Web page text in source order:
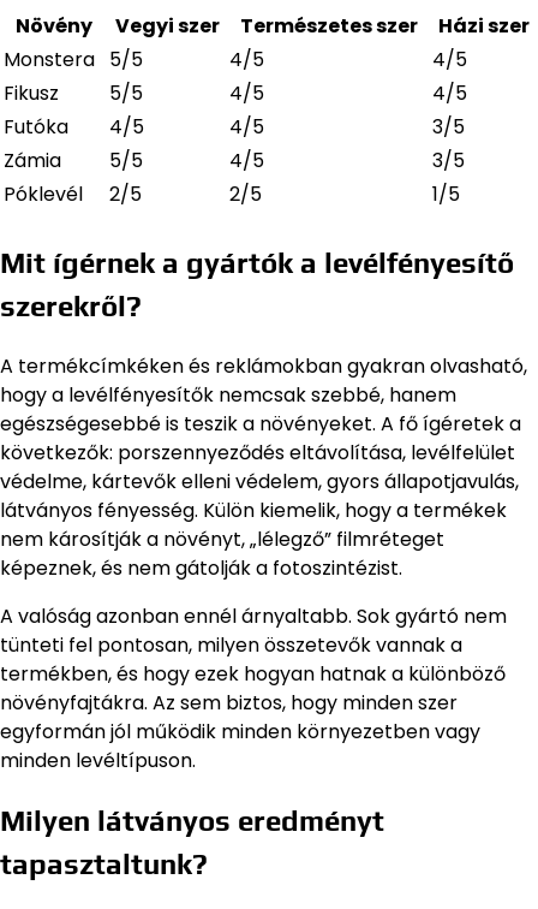
Növény
Vegyi szer Természetes szer
Házi szer
Monstera 5/5 4/5
4/5
Fikusz
5/5 4/5
4/5
Futóka
4/5 4/5
3/5
Zámia
5/5 4/5
3/5
Póklevél
2/5 2/5 1/5
Mit ígérnek a gyártók a levélfényesítő
szerekről?
A termékcímkéken és reklámokban gyakran olvasható,
hogy a levélfényesítők nemcsak szebbé, hanem
egészségesebbé is teszik a növényeket. A fő ígéretek a
következők: porszennyeződés eltávolítása, levélfelület
védelme, kártevők elleni védelem, gyors állapotjavulás,
látványos fényesség. Külön kiemelik, hogy a termékek
nem károsítják a növényt, „lélegző” filmréteget
képeznek, és nem gátolják a fotoszintézist.
A valóság azonban ennél árnyaltabb. Sok gyártó nem
tünteti fel pontosan, milyen összetevők vannak a
termékben, és hogy ezek hogyan hatnak a különböző
növényfajtákra. Az sem biztos, hogy minden szer
egyformán jól működik minden környezetben vagy
minden levéltípuson.
Milyen látványos eredményt
tapasztaltunk?